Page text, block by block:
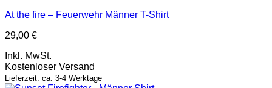
At the fire – Feuerwehr Männer T-Shirt
29,00 €
Inkl. MwSt.
Kostenloser Versand
Lieferzeit: ca. 3-4 Werktage